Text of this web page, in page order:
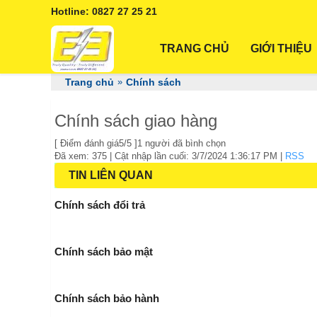
Hotline: 0827 27 25 21
TRANG CHỦ GIỚI THIỆU
Trang chủ » Chính sách
Chính sách giao hàng
[ Điểm đánh giá5/5 ] 1 người đã bình chọn
Đã xem: 375 | Cật nhập lần cuối: 3/7/2024 1:36:17 PM RSS
TIN LIÊN QUAN
Chính sách đổi trả
Chính sách bảo mật
Chính sách bảo hành